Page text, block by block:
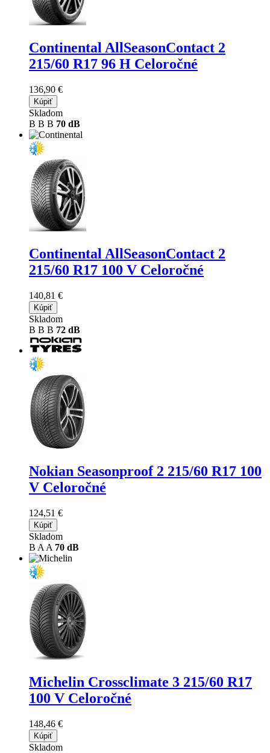
Continental AllSeasonContact 2
215/60 R17 96 H Celoročné
136,90 €
Kúpiť
Skladom
B B B 70 dB
Continental AllSeasonContact 2
215/60 R17 100 V Celoročné
140,81 €
Kúpiť
Skladom
B B B 72 dB
Nokian Seasonproof 2 215/60 R17 100
V Celoročné
124,51 €
Kúpiť
Skladom
B A A 70 dB
Michelin Crossclimate 3 215/60 R17
100 V Celoročné
148,46 €
Kúpiť
Skladom